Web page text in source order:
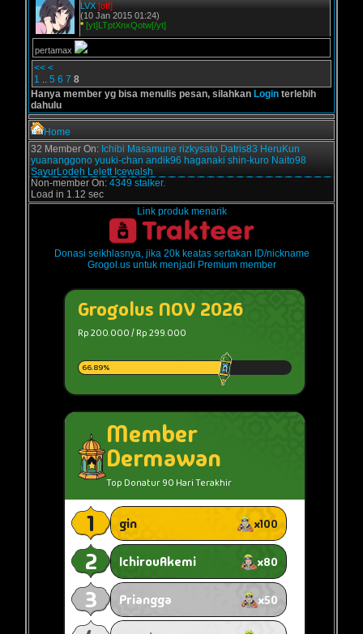
LVX [off]
(10 Jan 2015 01:24)
* [yt]LTptXnxQotw[/yt]
pertamax
<< <
1 .. 5 6 7 8
Hanya member yg bisa menulis pesan, silahkan Login terlebih
dahulu
Home
32 Member On: Ichibi Masamune rizkysato Datris83 HeruKun
yuananggono yuuki-chan andik96 haganaki shin-kuro Naito98
SayurLodeh Lelett Icewalsh
Non-member On: 4349 stalker.
Load in 1.12 sec
Link produk menarik
Donasi seikhlasnya, jika 20k keatas sertakan ID/nickname
Grogol.us untuk menjadi Premium member